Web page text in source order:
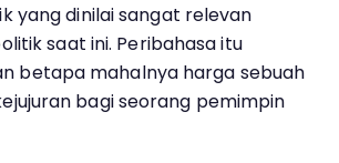
yang dinilai sangat relevan
saat ini. Peribahasa itu
betapa mahalnya harga sebuah
bagi seorang pemimpin